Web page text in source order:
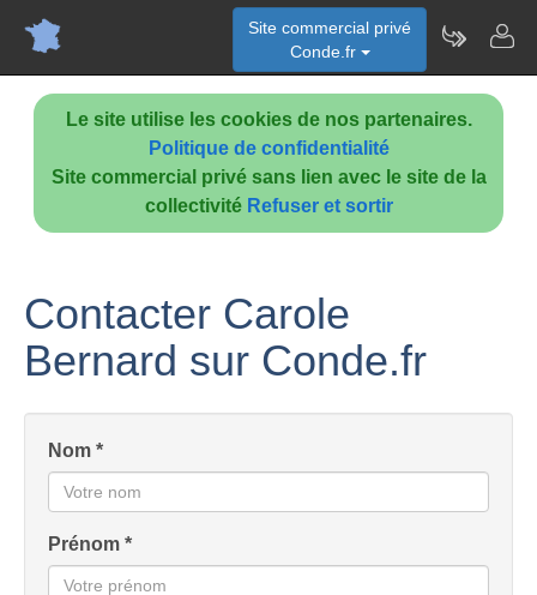
Le site utilise les cookies de nos partenaires.
Politique de confidentialité
Site commercial privé sans lien avec le site de la
collectivité Refuser et sortir
Site commercial privé
Conde.fr
Contacter Carole
Bernard sur Conde.fr
Nom *
Prénom *